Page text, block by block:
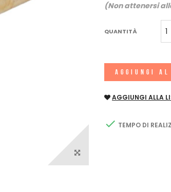
(Non attenersi
QUANTITÀ
AGGIUNGI AL
AGGIUNGI ALLA
 TEMPO DI